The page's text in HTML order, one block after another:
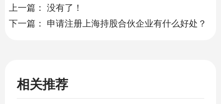
上一篇： 没有了！
下一篇： 申请注册上海持股合伙企业有什么好处？
相关推荐